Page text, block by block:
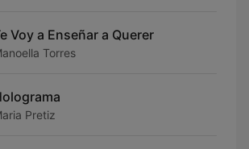
Voy a Enseñar a Querer
Torres
Pretiz